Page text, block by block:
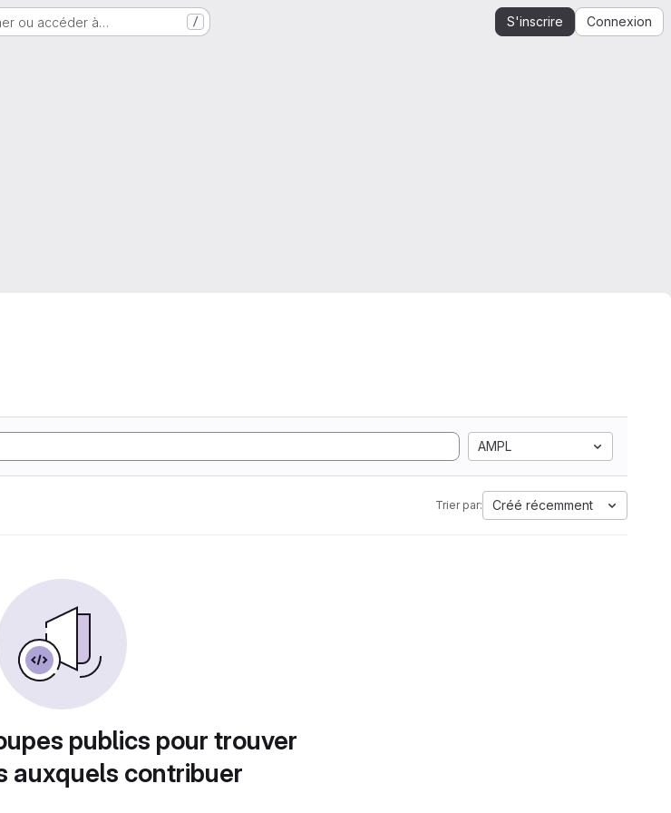
ou accéder à… / S'inscrire Connexion
AMPL
Trier par: Créé récemment
publics pour trouver
auxquels contribuer